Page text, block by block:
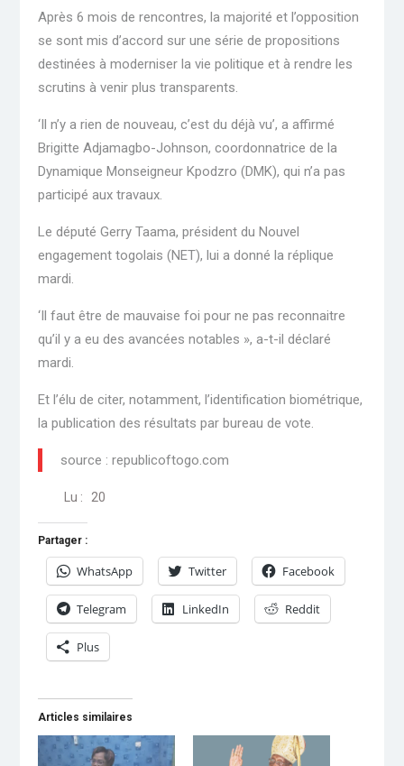
Après 6 mois de rencontres, la majorité et l’opposition
se sont mis d’accord sur une série de propositions
destinées à moderniser la vie politique et à rendre les
scrutins à venir plus transparents.
‘Il n’y a rien de nouveau, c’est du déjà vu’, a affirmé
Brigitte Adjamagbo-Johnson, coordonnatrice de la
Dynamique Monseigneur Kpodzro (DMK), qui n’a pas
participé aux travaux.
Le député Gerry Taama, président du Nouvel
engagement togolais (NET), lui a donné la réplique
mardi.
‘Il faut être de mauvaise foi pour ne pas reconnaitre
qu’il y a eu des avancées notables », a-t-il déclaré
mardi.
Et l’élu de citer, notamment, l’identification biométrique,
la publication des résultats par bureau de vote.
source : republicoftogo.com
Lu : 20
Partager :
WhatsApp Twitter Facebook
Telegram LinkedIn Reddit
Plus
Articles similaires